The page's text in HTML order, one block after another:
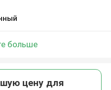
больше
цену для